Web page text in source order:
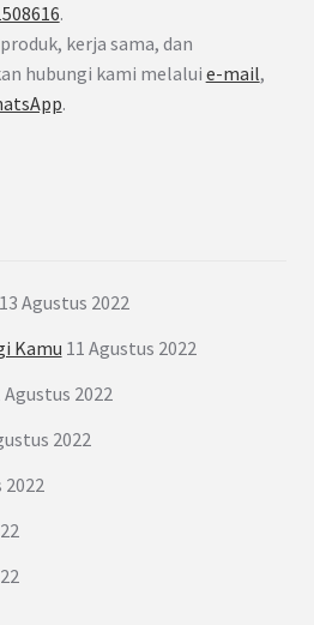
.
kerja sama, dan
hubungi kami melalui e-mail,
.
13 Agustus 2022
Kamu 11 Agustus 2022
Agustus 2022
2022
2022